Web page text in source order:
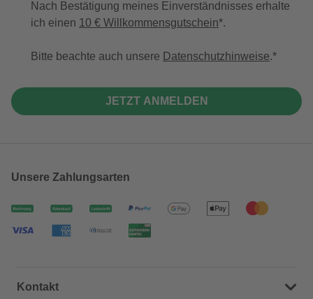
Nach Bestätigung meines Einverständnisses erhalte
ich einen 10 € Willkommensgutschein*.
Bitte beachte auch unsere Datenschutzhinweise.
JETZT ANMELDEN
Unsere Zahlungsarten
Kontakt